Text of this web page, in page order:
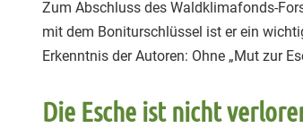
Zum Abschluss des Waldklimafonds-
mit dem Boniturschlüssel ist er ein
Erkenntnis der Autoren: Ohne „Mut zur
Die Esche ist nicht